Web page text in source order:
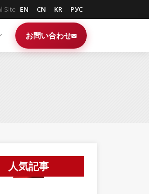
Site EN CN KR РУС
お問い合わせ
人気記事